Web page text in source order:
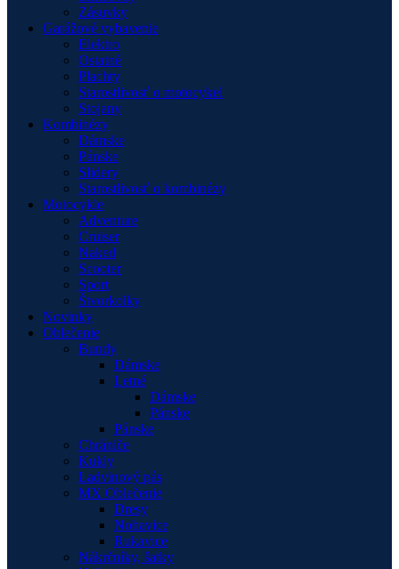
Zásuvky
Garážové vybavenie
Elektro
Ostatné
Plachty
Starostlivosť o motocykel
Stojany
Kombinézy
Dámske
Pánske
Slidery
Starostlivosť o kombinézy
Motocykle
Adventure
Cruiser
Naked
Scooter
Sport
Štvorkolky
Novinky
Oblečenie
Bundy
Dámske
Letné
Dámske
Pánske
Pánske
Chrániče
Kukly
Ladvinový pás
MX Oblečenie
Dresy
Nohavice
Rukavice
Nákrčníky, šatky